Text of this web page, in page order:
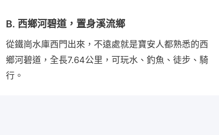
B. 西鄉河碧道，置身溪流鄉
從鐵崗水庫西門出來，不遠處就是寶安人都熟悉的西
鄉河碧道，全長7.64公里，可玩水、釣魚、徒步、騎
行。